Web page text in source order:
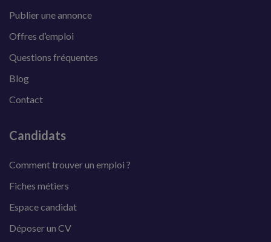
Publier une annonce
Offres d’emploi
Questions fréquentes
Blog
Contact
Candidats
Comment trouver un emploi ?
Fiches métiers
Espace candidat
Déposer un CV